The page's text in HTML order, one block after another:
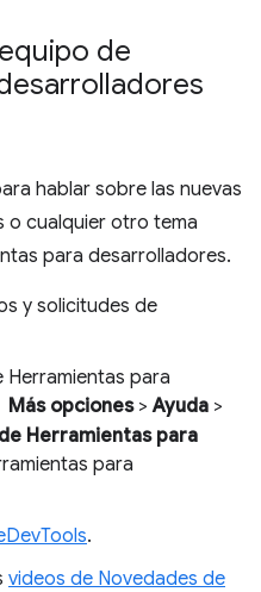
de
hablar sobre las nuevas
o cualquier otro tema
para desarrolladores.
y solicitudes de
Herramientas para
Más opciones>Ayuda >
Herramientas para
para
.
videos de Novedades de